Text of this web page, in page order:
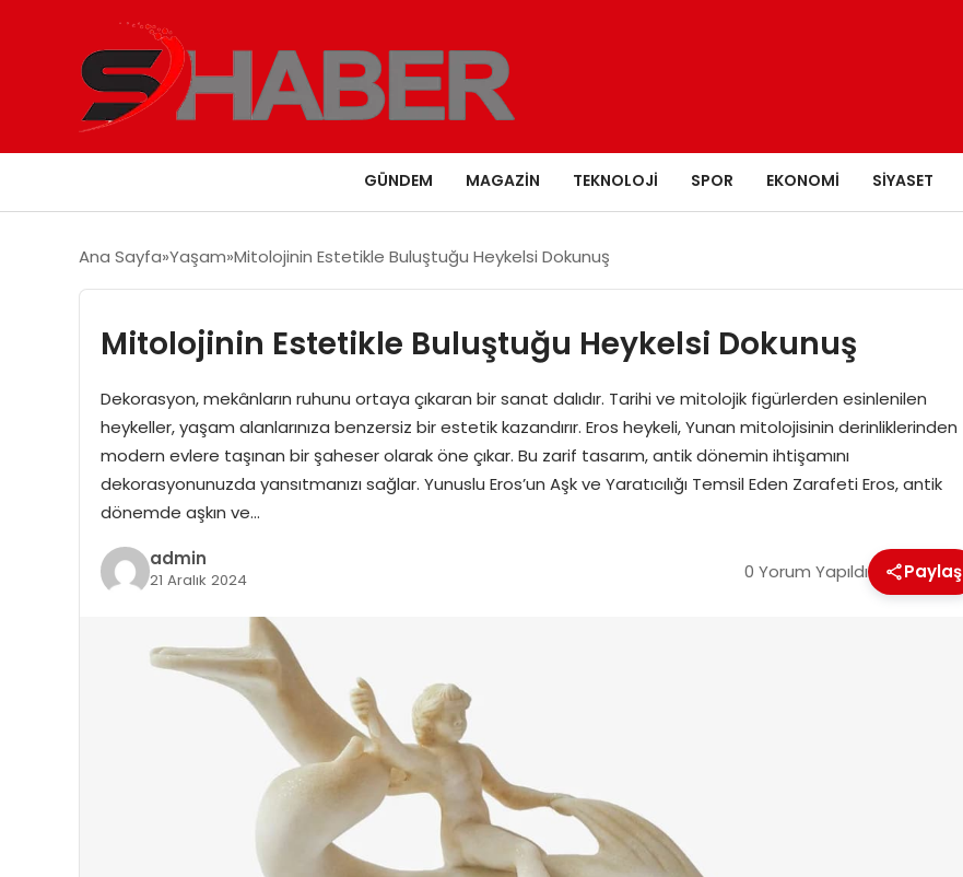
GÜNDEM MAGAZIN TEKNOLOJI SPOR EKONOMI SIYASET
Ana Sayfa Yaşam Mitolojinin Estetikle Buluştuğu Heykelsi Dokunuş
Mitolojinin Estetikle Buluştuğu Heykelsi Dokunuş
Dekorasyon, mekânların ruhunu ortaya çıkaran bir sanat dalıdır. Tarihi ve mitolojik figürlerden esinlenilen
heykeller, yaşam alanlarınıza benzersiz bir estetik kazandırır. Eros heykeli, Yunan mitolojisinin derinliklerinden
modern evlere taşınan bir şaheser olarak öne çıkar. Bu zarif tasarım, antik dönemin ihtişamını
dekorasyonunuzda yansıtmanızı sağlar. Yunuslu Eros’un Aşk ve Yaratıcılığı Temsil Eden Zarafeti Eros, antik
dönemde aşkın ve…
admin
21 Aralık 2024 0 Yorum Yapıldı Paylaş